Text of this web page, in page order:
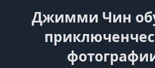
Джимми Чин